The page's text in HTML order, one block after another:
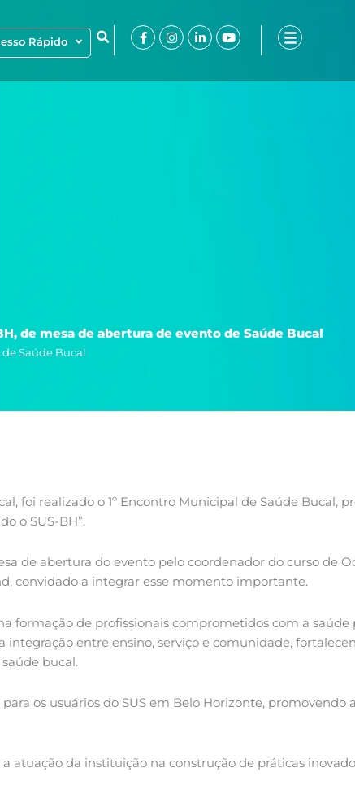
Rápido
Facebook-
f
Instagram
Linkedin-
in
Youtube
de mesa de abertura de evento de Saúde Bucal
Saúde Bucal
foi realizado o 1º Encontro Municipal de Saúde Bucal,
o SUS-BH”.
de abertura do evento pelo coordenador do curso de
convidado a integrar esse momento importante.
formação de profissionais comprometidos com a saúde
entre ensino, serviço e comunidade,
bucal.
os usuários do SUS em Belo Horizonte, promovendo
da instituição na construção de práticas